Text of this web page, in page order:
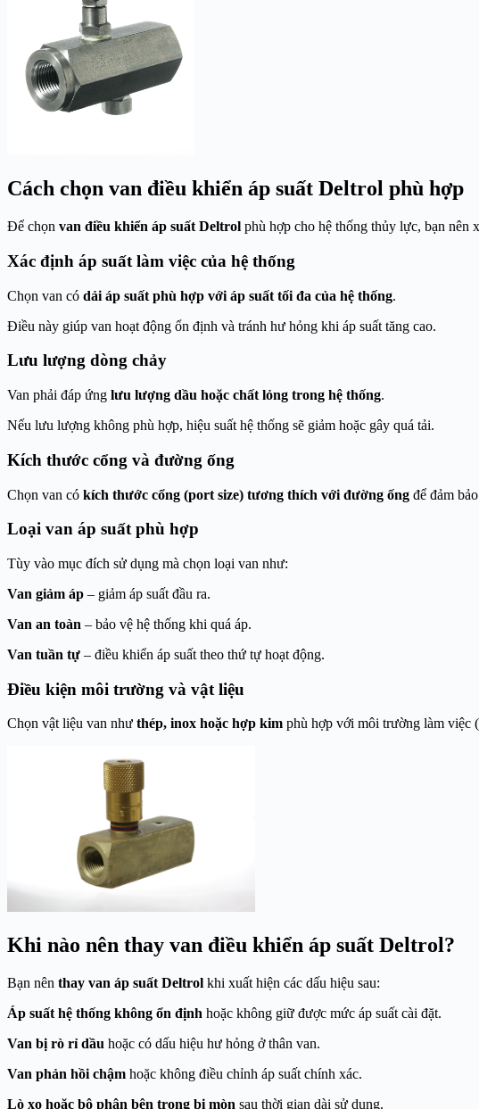
Cách chọn van điều khiển áp suất Deltrol phù hợp
Để chọn van điều khiển áp suất Deltrol phù hợp cho hệ thống thủy lực, bạn nên
Xác định áp suất làm việc của hệ thống
Chọn van có dải áp suất phù hợp với áp suất tối đa của hệ thống.
Điều này giúp van hoạt động ổn định và tránh hư hỏng khi áp suất tăng cao.
Lưu lượng dòng chảy
Van phải đáp ứng lưu lượng dầu hoặc chất lỏng trong hệ thống.
Nếu lưu lượng không phù hợp, hiệu suất hệ thống sẽ giảm hoặc gây quá tải.
Kích thước cổng và đường ống
Chọn van có kích thước cổng (port size) tương thích với đường ống để đảm
Loại van áp suất phù hợp
Tùy vào mục đích sử dụng mà chọn loại van như:
Van giảm áp – giảm áp suất đầu ra.
Van an toàn – bảo vệ hệ thống khi quá áp.
Van tuần tự – điều khiển áp suất theo thứ tự hoạt động.
Điều kiện môi trường và vật liệu
Chọn vật liệu van như thép, inox hoặc hợp kim phù hợp với môi trường làm việc
Khi nào nên thay van điều khiển áp suất Deltrol?
Bạn nên thay van áp suất Deltrol khi xuất hiện các dấu hiệu sau:
Áp suất hệ thống không ổn định hoặc không giữ được mức áp suất cài đặt.
Van bị rò rỉ dầu hoặc có dấu hiệu hư hỏng ở thân van.
Van phản hồi chậm hoặc không điều chỉnh áp suất chính xác.
Lò xo hoặc bộ phận bên trong bị mòn sau thời gian dài sử dụng.